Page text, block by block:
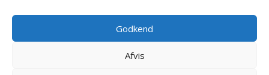
Godkend
Afvis
Relaterede varer